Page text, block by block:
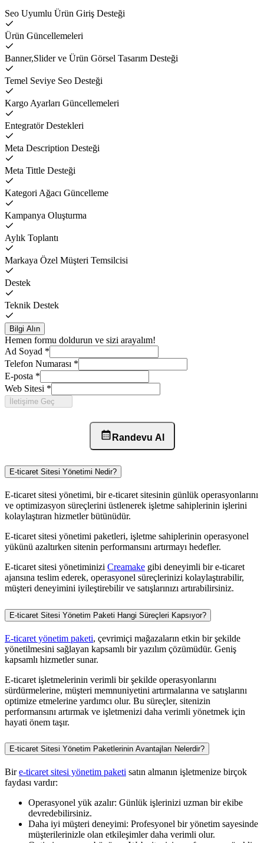
Seo Uyumlu Ürün Giriş Desteği
Ürün Güncellemeleri
Banner,Slider ve Ürün Görsel Tasarım Desteği
Temel Seviye Seo Desteği
Kargo Ayarları Güncellemeleri
Entegratör Destekleri
Meta Description Desteği
Meta Tittle Desteği
Kategori Ağacı Güncelleme
Kampanya Oluşturma
Aylık Toplantı
Markaya Özel Müşteri Temsilcisi
Destek
Teknik Destek
Bilgi Alın
Hemen formu doldurun ve sizi arayalım!
Ad Soyad *
Telefon Numarası *
E-posta *
Web Sitesi *
İletişime Geç
Randevu Al
E-ticaret Sitesi Yönetimi Nedir?
E-ticaret sitesi yönetimi, bir e-ticaret sitesinin günlük operasyonlarını
ve optimizasyon süreçlerini üstlenerek işletme sahiplerinin işlerini
kolaylaştıran hizmetler bütünüdür.
E-ticaret sitesi yönetimi paketleri, işletme sahiplerinin operasyonel
yükünü azaltırken sitenin performansını artırmayı hedefler.
E-ticaret sitesi yönetiminizi Creamake gibi deneyimli bir e-ticaret
ajansına teslim ederek, operasyonel süreçlerinizi kolaylaştırabilir,
müşteri deneyimini iyileştirebilir ve satışlarınızı artırabilirsiniz.
E-ticaret Sitesi Yönetim Paketi Hangi Süreçleri Kapsıyor?
E-ticaret yönetim paketi, çevrimiçi mağazaların etkin bir şekilde
yönetilmesini sağlayan kapsamlı bir yazılım çözümüdür. Geniş
kapsamlı hizmetler sunar.
E-ticaret işletmelerinin verimli bir şekilde operasyonlarını
sürdürmelerine, müşteri memnuniyetini artırmalarına ve satışlarını
optimize etmelerine yardımcı olur. Bu süreçler, sitenizin
performansını artırmak ve işletmenizi daha verimli yönetmek için
hayati önem taşır.
E-ticaret Sitesi Yönetim Paketlerinin Avantajları Nelerdir?
Bire-ticaret sitesi yönetim paketi satın almanın işletmenize birçok
faydası vardır:
Operasyonel yük azalır: Günlük işlerinizi uzman bir ekibe
devredebilirsiniz.
Daha iyi müşteri deneyimi: Profesyonel bir yönetim sayesinde
müşterilerinizle olan etkileşimler daha verimli olur.